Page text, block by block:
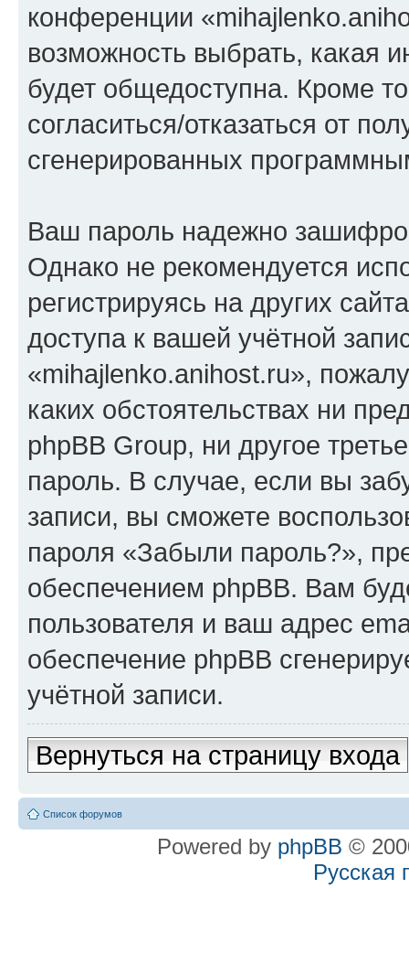
конференции
возможность выбрать, какая
будет общедоступна. Кроме
согласиться/отказаться от
сгенерированных
Ваш пароль надежно
Однако не рекомендуется
регистрируясь на других
доступа к вашей учётной
«mihajlenko.anihost.ru»,
каких обстоятельствах ни
phpBB Group, ни другое
пароль. В случае, если вы
записи, вы сможете
пароля «Забыли пароль?»,
обеспечением phpBB. Вам
пользователя и ваш адрес
обеспечение phpBB
учётной записи.
Вернуться на страницу входа
Список форумов
Powered by phpBB ©
Русская